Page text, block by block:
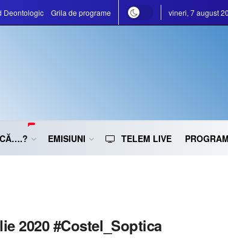
Deontologic Grila de programe vineri, 7 august
EMISIUNI TELEM LIVE PROGRAM
2020 #Costel_Soptica